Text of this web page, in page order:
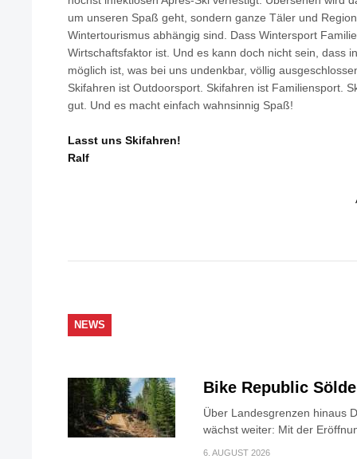
um unseren Spaß geht, sondern ganze Täler und
Wintertourismus abhängig sind. Dass Wintersport
Wirtschaftsfaktor ist. Und es kann doch nicht sein, dass
möglich ist, was bei uns undenkbar, völlig
Skifahren ist Outdoorsport. Skifahren ist Familiensport.
gut. Und es macht einfach wahnsinnig Spaß!
Lasst uns Skifahren!
Ralf
NEWS
Bike Republic
Über Landesgrenzen hinaus
wächst weiter: Mit der
6. AUGUST 2026